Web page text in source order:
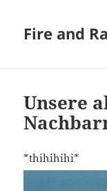
Fire and
Unsere
*thihihihi*